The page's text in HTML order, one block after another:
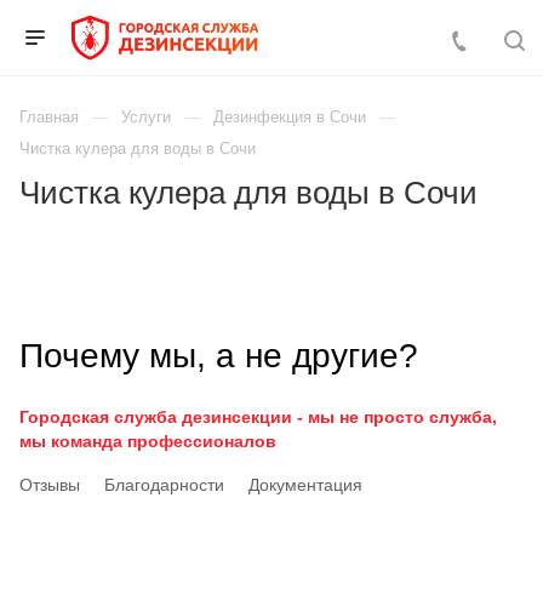
Главная Услуги
Дезинфекция в Сочи
Чистка кулера для воды в Сочи
Чистка кулера для воды в Сочи
Почему мы, а не другие?
Городская служба дезинсекции - мы не просто служба,
мы команда профессионалов
Отзывы Благодарности Документация